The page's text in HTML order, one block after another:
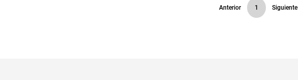
Anterior 1 Siguiente